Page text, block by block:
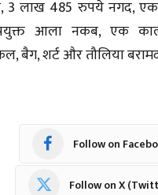
लाख 485 रुपये नगद, एक
आला नकब, एक
बैग, शर्ट और तौलिया
Follow on
Follow on X